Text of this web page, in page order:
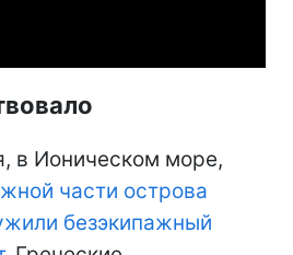
в Ионическом море,
части острова
безэкипажный